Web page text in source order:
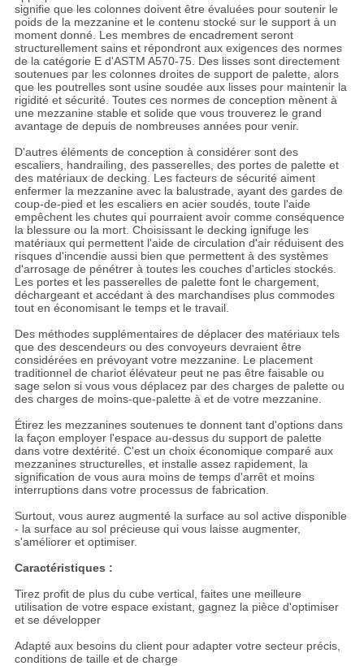
signifie que les colonnes doivent être évaluées pour soutenir le
poids de la mezzanine et le contenu stocké sur le support à un
moment donné. Les membres de encadrement seront
structurellement sains et répondront aux exigences des normes
de la catégorie E d'ASTM A570-75. Des lisses sont directement
soutenues par les colonnes droites de support de palette, alors
que les poutrelles sont usine soudée aux lisses pour maintenir la
rigidité et sécurité. Toutes ces normes de conception mènent à
une mezzanine stable et solide que vous trouverez le grand
avantage de depuis de nombreuses années pour venir.
D'autres éléments de conception à considérer sont des
escaliers, handrailing, des passerelles, des portesde palette et
des matériaux de decking. Les facteurs de sécurité aiment
enfermer la mezzanine avec la balustrade, ayant des gardes de
coup-de-pied et les escaliers en acier soudés, toute l'aide
empêchent les chutes qui pourraient avoir comme conséquence
la blessure ou la mort. Choisissant le decking ignifuge les
matériaux qui permettent l'aide de circulation d'air réduisent des
risques d'incendie aussi bien que permettent à des systèmes
d'arrosage de pénétrer à toutes les couches d'articles stockés.
Les portes et les passerelles de palette font le chargement,
déchargeant et accédant à des marchandises plus commodes
tout en économisant le temps et le travail.
Des méthodes supplémentaires de déplacer des matériaux tels
que des descendeurs ou des convoyeurs devraient être
considérées en prévoyant votre mezzanine. Le placement
traditionnel de chariot élévateur peut ne pas être faisable ou
sage selon si vous vous déplacez par des charges de palette ou
des charges de moins-que-palette à et de votre mezzanine.
Étirez les mezzanines soutenues te donnent tant d'options dans
la façon employer l'espace au-dessus du support de palette
dans votre dextérité. C'est un choix économique comparé aux
mezzanines structurelles, et installe assez rapidement, la
signification de vous aura moins de temps d'arrêt et moins
interruptions dans votre processus de fabrication.
Surtout, vous aurez augmenté la surface au sol active disponible
- la surface au sol précieuse qui vous laisse augmenter,
s'améliorer et optimiser.
Caractéristiques :
Tirez profit de plus du cube vertical, faites une meilleure
utilisation de votre espace existant, gagnez la pièce d'optimiser
et se développer
Adapté aux besoins du client pour adapter votre secteur précis,
conditions de taille et de charge